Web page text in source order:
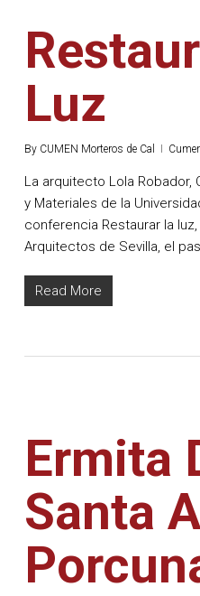
Luz
By CUMEN Morteros de Cal
La arquitecto Lola
y Materiales de la
conferencia Restaurar la
Arquitectos de Sevilla, el
Read More
Ermita
Santa